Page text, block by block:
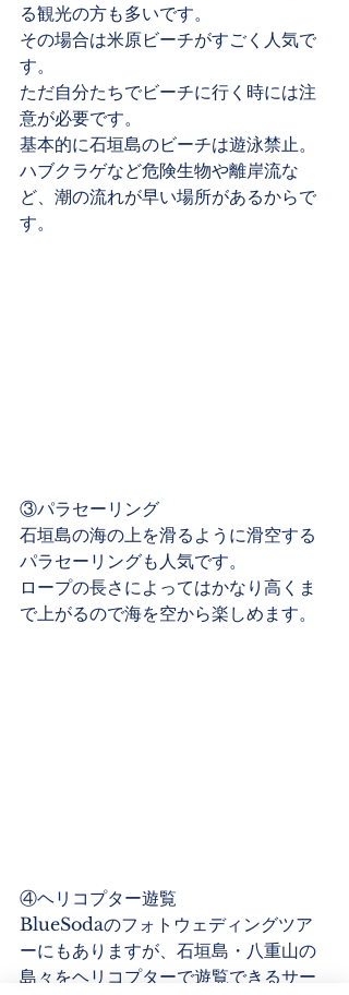
る観光の方も多いです。
その場合は米原ビーチがすごく人気で
す。
ただ自分たちでビーチに行く時には注
意が必要です。
基本的に石垣島のビーチは遊泳禁止。
ハブクラゲなど危険生物や離岸流な
ど、潮の流れが早い場所があるからで
す。
③パラセーリング
石垣島の海の上を滑るように滑空する
パラセーリングも人気です。
ロープの長さによってはかなり高くま
で上がるので海を空から楽しめます。
④ヘリコプター遊覧
BlueSodaのフォトウェディングツア
ーにもありますが、石垣島・八重山の
島々をヘリコプターで遊覧できるサー